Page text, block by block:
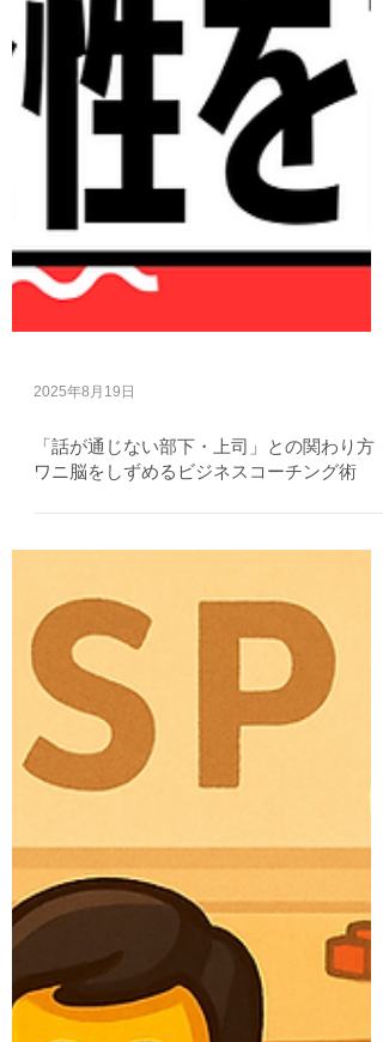
2025年8月19日
ワニ脳をしずめるビジネスコーチング術